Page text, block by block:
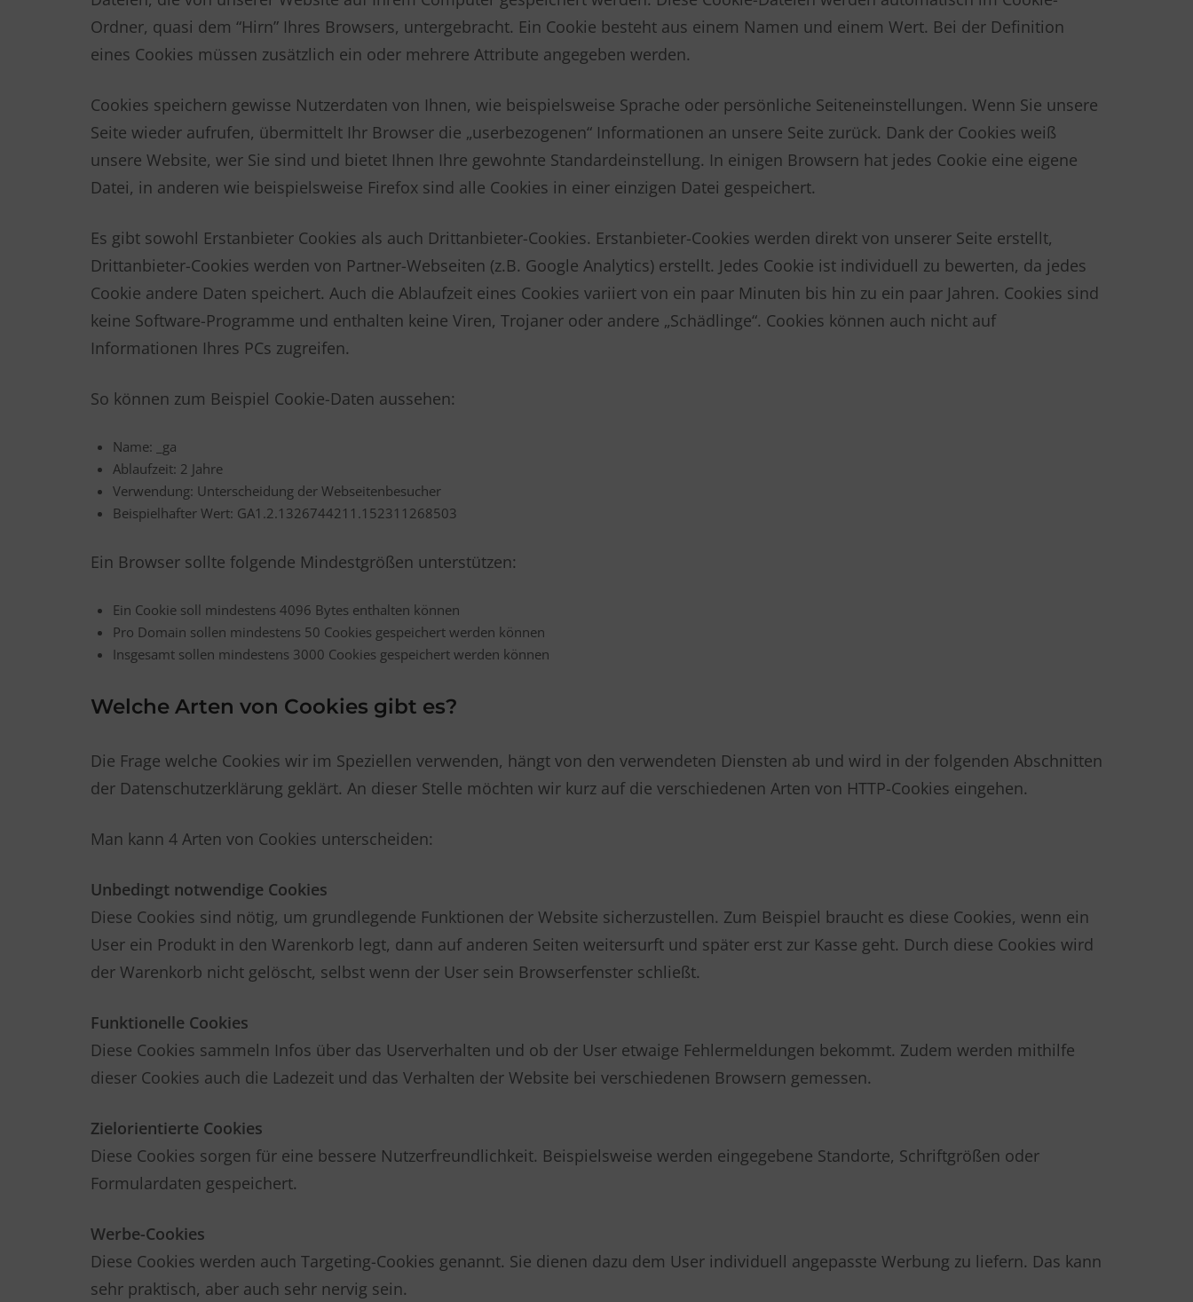
Ordner, quasi dem “Hirn” Ihres Browsers, untergebracht. Ein Cookie besteht aus einem Namen und einem Wert. Bei der Definition
eines Cookies müssen zusätzlich ein oder mehrere Attribute angegeben werden.
Cookies speichern gewisse Nutzerdaten von Ihnen, wie beispielsweise Sprache oder persönliche Seiteneinstellungen. Wenn Sie unsere
Seite wieder aufrufen, übermittelt Ihr Browser die „userbezogenen“ Informationen an unsere Seite zurück. Dank der Cookies weiß
unsere Website, wer Sie sind und bietet Ihnen Ihre gewohnte Standardeinstellung. In einigen Browsern hat jedes Cookie eine eigene
Datei, in anderen wie beispielsweise Firefox sind alle Cookies in einer einzigen Datei gespeichert.
Es gibt sowohl Erstanbieter Cookies als auch Drittanbieter-Cookies. Erstanbieter-Cookies werden direkt von unserer Seite erstellt,
Drittanbieter-Cookies werden von Partner-Webseiten (z.B. Google Analytics) erstellt. Jedes Cookie ist individuell zu bewerten, da jedes
Cookie andere Daten speichert. Auch die Ablaufzeit eines Cookies variiert von ein paar Minuten bis hin zu ein paar Jahren. Cookies sind
keine Software-Programme und enthalten keine Viren, Trojaner oder andere „Schädlinge“. Cookies können auch nicht auf
Informationen Ihres PCs zugreifen.
So können zum Beispiel Cookie-Daten aussehen:
Name: _ga
Ablaufzeit: 2 Jahre
Verwendung: Unterscheidung der Webseitenbesucher
Beispielhafter Wert: GA1.2.1326744211.152311268503
Ein Browser sollte folgende Mindestgrößen unterstützen:
Ein Cookie soll mindestens 4096 Bytes enthalten können
Pro Domain sollen mindestens 50 Cookies gespeichert werden können
Insgesamt sollen mindestens 3000 Cookies gespeichert werden können
Welche Arten von Cookies gibt es?
Die Frage welche Cookies wir im Speziellen verwenden, hängt von den verwendeten Diensten ab und wird in der folgenden Abschnitten
der Datenschutzerklärung geklärt. An dieser Stelle möchten wir kurz auf die verschiedenen Arten von HTTP-Cookies eingehen.
Man kann 4 Arten von Cookies unterscheiden:
Unbedingt notwendige Cookies
Diese Cookies sind nötig, um grundlegende Funktionen der Website sicherzustellen. Zum Beispiel braucht es diese Cookies, wenn ein
User ein Produkt in den Warenkorb legt, dann auf anderen Seiten weitersurft und später erst zur Kasse geht. Durch diese Cookies wird
der Warenkorb nicht gelöscht, selbst wenn der User sein Browserfenster schließt.
Funktionelle Cookies
Diese Cookies sammeln Infos über das Userverhalten und ob der User etwaige Fehlermeldungen bekommt. Zudem werden mithilfe
dieser Cookies auch die Ladezeit und das Verhalten der Website bei verschiedenen Browsern gemessen.
Zielorientierte Cookies
Diese Cookies sorgen für eine bessere Nutzerfreundlichkeit. Beispielsweise werden eingegebene Standorte, Schriftgrößen oder
Formulardaten gespeichert.
Werbe-Cookies
Diese Cookies werden auch Targeting-Cookies genannt. Sie dienen dazu dem User individuell angepasste Werbung zu liefern. Das kann
sehr praktisch, aber auch sehr nervig sein.